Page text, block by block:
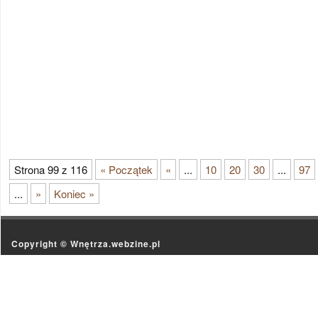
Strona 99 z 116 « Początek « ... 10 20 30 ...
97
...
» Koniec »
Copyright © Wnętrza.webzine.pl